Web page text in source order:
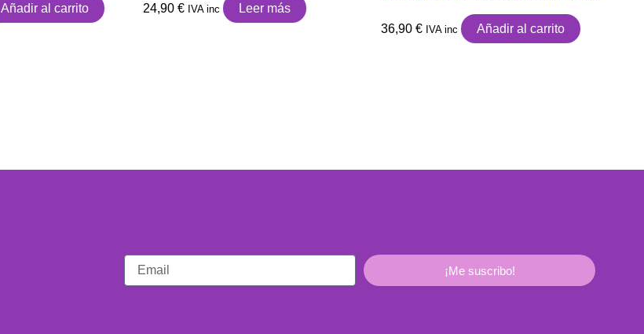
Añadir al carrito 24,90 € IVA inc Leer más
36,90 € IVA inc Añadir al carrito
Email
¡Me suscribo!